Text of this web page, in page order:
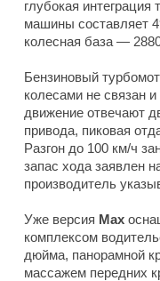
глубокая
машины составляет
колесная база —
Бензиновый
колесами не связан и
движение отвечают
привода, пиковая
Разгон до 100 км/ч
запас хода заявлен
производитель
Уже версия Max
комплексом
дюйма, панорамной
массажем передних